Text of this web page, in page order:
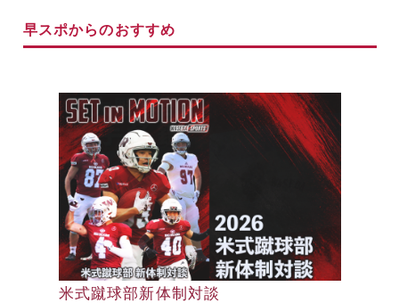
早スポからのおすすめ
早大野球部選手名鑑
米式蹴球部新体制対談
早大野球部選手名鑑